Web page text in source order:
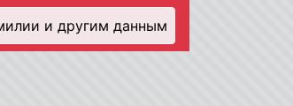
и другим данным